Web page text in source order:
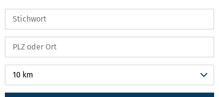
10 km